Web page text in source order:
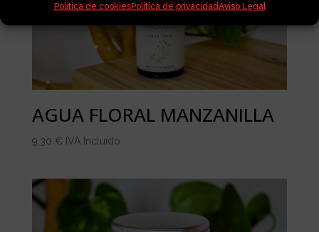
Política de cookiesPolítica de privacidadAviso Legal
AGUA FLORAL MANZANILLA
9,30 € IVA Incluido